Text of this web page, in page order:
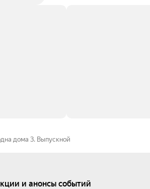
дома 3. Выпускной
и анонсы событий